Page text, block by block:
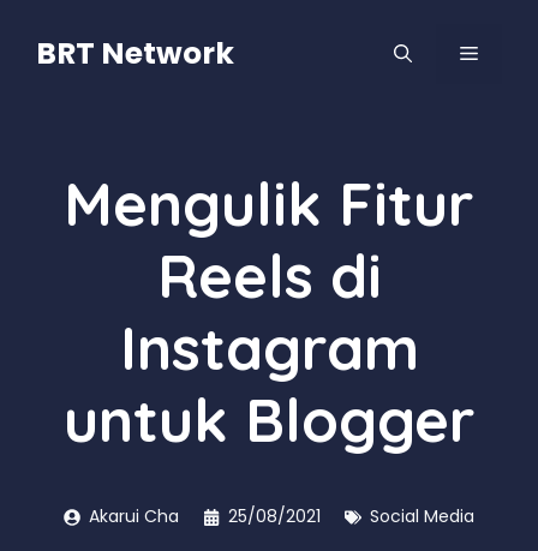
BRT Network MENU
Mengulik Fitur
Reels di
Instagram
untuk Blogger
Akarui Cha 25/08/2021 Social Media